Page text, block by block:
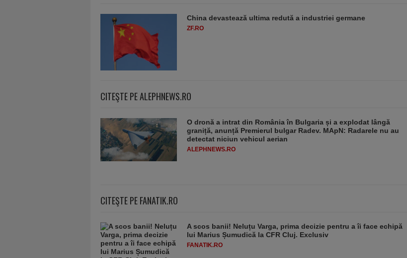
China devastează ultima redută a industriei germane
ZF.RO
CITEŞTE PE ALEPHNEWS.RO
O dronă a intrat din România în Bulgaria și a explodat lângă
graniță, anunță Premierul bulgar Radev. MApN: Radarele nu au
detectat niciun vehicul aerian
ALEPHNEWS.RO
CITEŞTE PE FANATIK.RO
A scos banii! Neluțu Varga, prima decizie pentru a îi face echipă
lui Marius Șumudică la CFR Cluj. Exclusiv
FANATIK.RO